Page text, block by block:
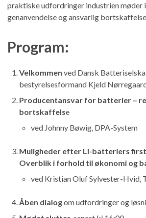
praktiske udfordringer industrien møder
genanvendelse og ansvarlig
Program:
Velkommen ved Dansk
bestyrelsesformand Kjeld
Producentansvar for batterier –
bortskaffelse
ved Johnny Bøwig, DPA-System
Muligheder efter Li-batteriers
Overblik i forhold til økonomi og
ved Kristian Oluf Sylvester-Hvid,
Åben dialogom udfordringer og